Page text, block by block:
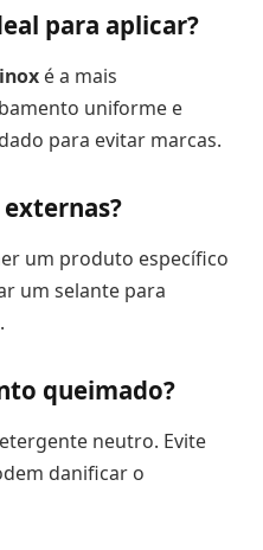
para aplicar?
é a mais
uniforme e
para evitar marcas.
externas?
um produto específico
um selante para
queimado?
neutro. Evite
danificar o